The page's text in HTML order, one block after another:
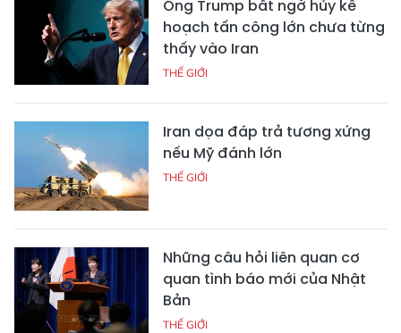
Ông Trump bất ngờ hủy kế
hoạch tấn công lớn chưa từng
thấy vào Iran
THẾ GIỚI
Iran dọa đáp trả tương xứng
nếu Mỹ đánh lớn
THẾ GIỚI
Những câu hỏi liên quan cơ
quan tình báo mới của Nhật
Bản
THẾ GIỚI